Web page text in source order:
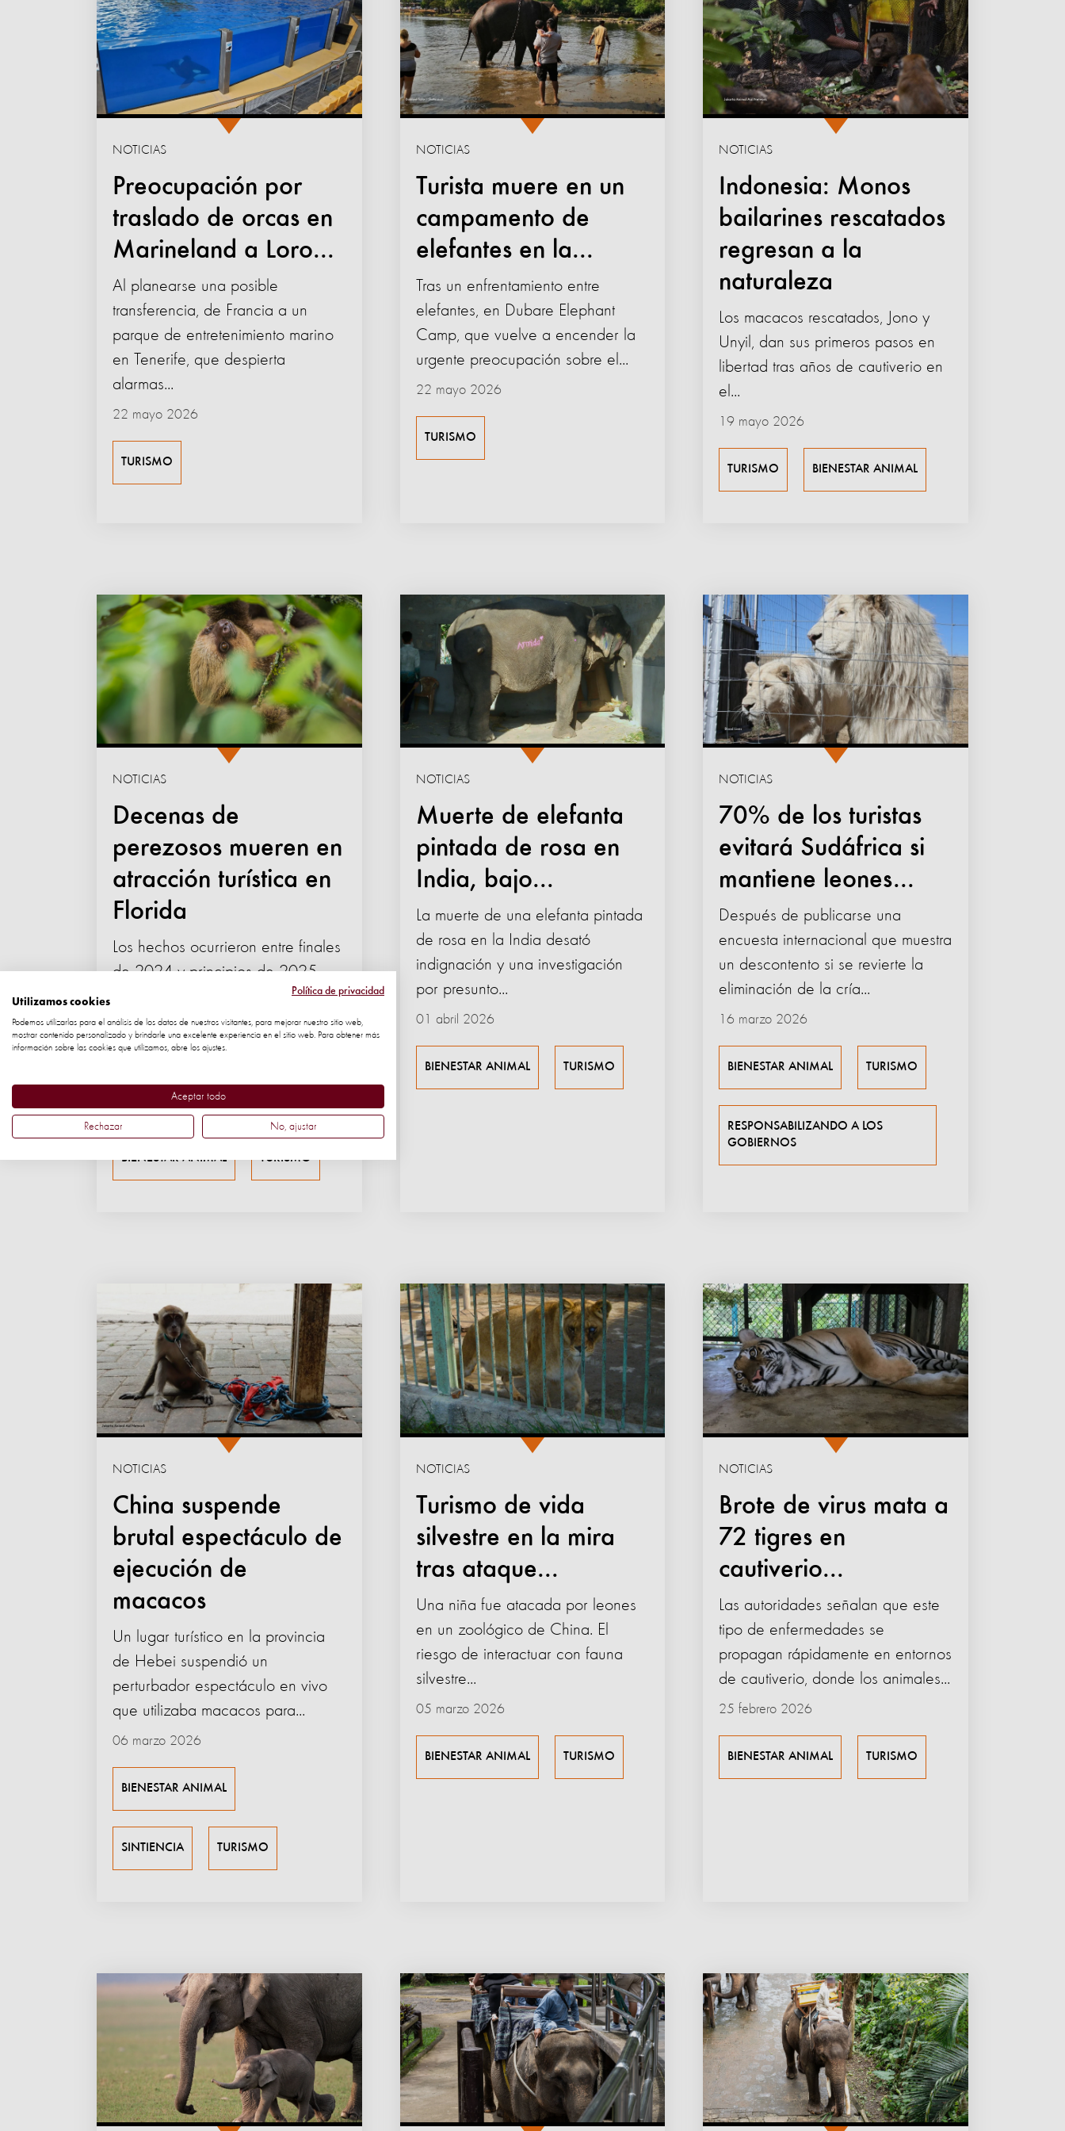
Preocupación por
traslado de orcas en
Marineland a Loro...
NOTICIAS
22 mayo 2026
Al planearse una posible
transferencia, de Francia a un
parque de entretenimiento marino
en Tenerife, que despierta
alarmas...
TURISMO
Turista muere en un
campamento de
elefantes en la...
NOTICIAS
22 mayo 2026
Tras un enfrentamiento entre
elefantes, en Dubare Elephant
Camp, que vuelve a encender la
urgente preocupación sobre el...
TURISMO
Indonesia: Monos
bailarines rescatados
regresan a la
naturaleza
NOTICIAS
19 mayo 2026
Los macacos rescatados, Jono y
Unyil, dan sus primeros pasos en
libertad tras años de cautiverio en
el...
TURISMO BIENESTAR ANIMAL
Decenas de
perezosos mueren en
atracción turística en
Florida
NOTICIAS
22 abril 2026
Los hechos ocurrieron entre finales
de 2024 y principios de 2025
bajo el cuidado de Sloth World,
tras...
GRANJAS INDUSTRIALES
BIENESTAR ANIMAL TURISMO
Muerte de elefanta
pintada de rosa en
India, bajo...
NOTICIAS
01 abril 2026
La muerte de una elefanta pintada
de rosa en la India desató
indignación y una investigación
por presunto...
BIENESTAR ANIMAL TURISMO
70% de los turistas
evitará Sudáfrica si
mantiene leones...
NOTICIAS
16 marzo 2026
Después de publicarse una
encuesta internacional que muestra
un descontento si se revierte la
eliminación de la cría...
BIENESTAR ANIMAL TURISMO
RESPONSABILIZANDO A LOS
GOBIERNOS
China suspende
brutal espectáculo de
ejecución de
macacos
NOTICIAS
06 marzo 2026
Un lugar turístico en la provincia
de Hebei suspendió un
perturbador espectáculo en vivo
que utilizaba macacos para...
BIENESTAR ANIMAL
SINTIENCIA TURISMO
Turismo de vida
silvestre en la mira
tras ataque...
NOTICIAS
05 marzo 2026
Una niña fue atacada por leones
en un zoológico de China. El
riesgo de interactuar con fauna
silvestre...
BIENESTAR ANIMAL TURISMO
Brote de virus mata a
72 tigres en
cautiverio...
NOTICIAS
25 febrero 2026
Las autoridades señalan que este
tipo de enfermedades se
propagan rápidamente en entornos
de cautiverio, donde los animales...
BIENESTAR ANIMAL TURISMO
Política de privacidad
Utilizamos cookies
Podemos utilizarlas para el análisis de los datos de nuestros visitantes, para mejorar nuestro sitio web,
mostrar contenido personalizado y brindarle una excelente experiencia en el sitio web. Para obtener más
información sobre las cookies que utilizamos, abre los ajustes.
Aceptar todo
Rechazar No, ajustar